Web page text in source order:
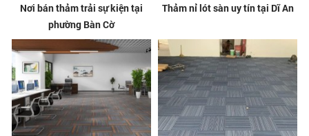
Nơi bán thảm trải sự kiện tại
phường Bàn Cờ
Thảm nỉ lót sàn uy tín tại Dĩ An